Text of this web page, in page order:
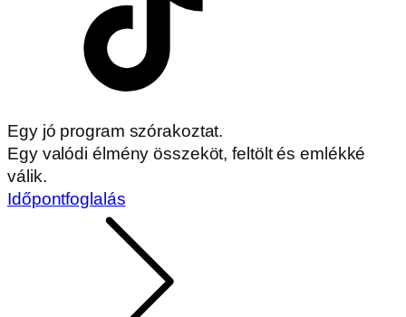
Egy jó program szórakoztat.
Egy valódi élmény összeköt, feltölt és emlékké
válik.
Időpontfoglalás